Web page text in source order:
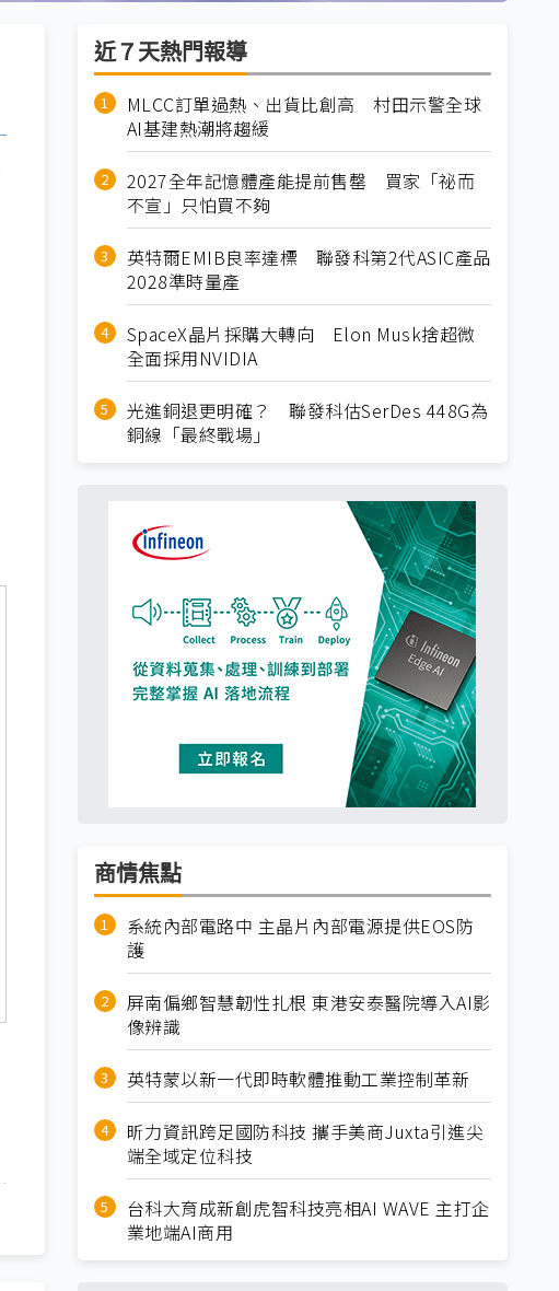
近７天熱門報導
MLCC訂單過熱、出貨比創高 村田示警全球
AI基建熱潮將趨緩
2027全年記憶體產能提前售罄 買家「祕而
不宣」只怕買不夠
英特爾EMIB良率達標 聯發科第2代ASIC產品
2028準時量產
SpaceX晶片採購大轉向 Elon Musk捨超微
全面採用NVIDIA
光進銅退更明確？ 聯發科估SerDes 448G為
銅線「最終戰場」
商情焦點
系統內部電路中 主晶片內部電源提供EOS防
護
屏南偏鄉智慧韌性扎根 東港安泰醫院導入AI影
像辨識
英特蒙以新一代即時軟體推動工業控制革新
昕力資訊跨足國防科技 攜手美商Juxta引進尖
端全域定位科技
台科大育成新創虎智科技亮相AI WAVE 主打企
業地端AI商用